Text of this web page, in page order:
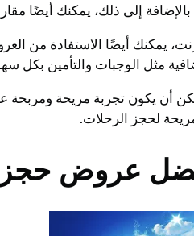
إلى ذلك، يمكنك أيضًا
يمكنك أيضًا الاستفادة من
مثل الوجبات والتأمين بكل
أن يكون تجربة مريحة ومربحة
لحجز الرحلات.
عروض حجز